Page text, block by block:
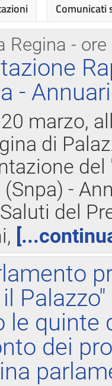
Regina - ore
-
marzo,
di
-
del
Palazzo"
le quinte
dei
Comunicati